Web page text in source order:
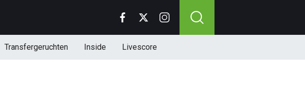
Transfergeruchten Inside Livescore